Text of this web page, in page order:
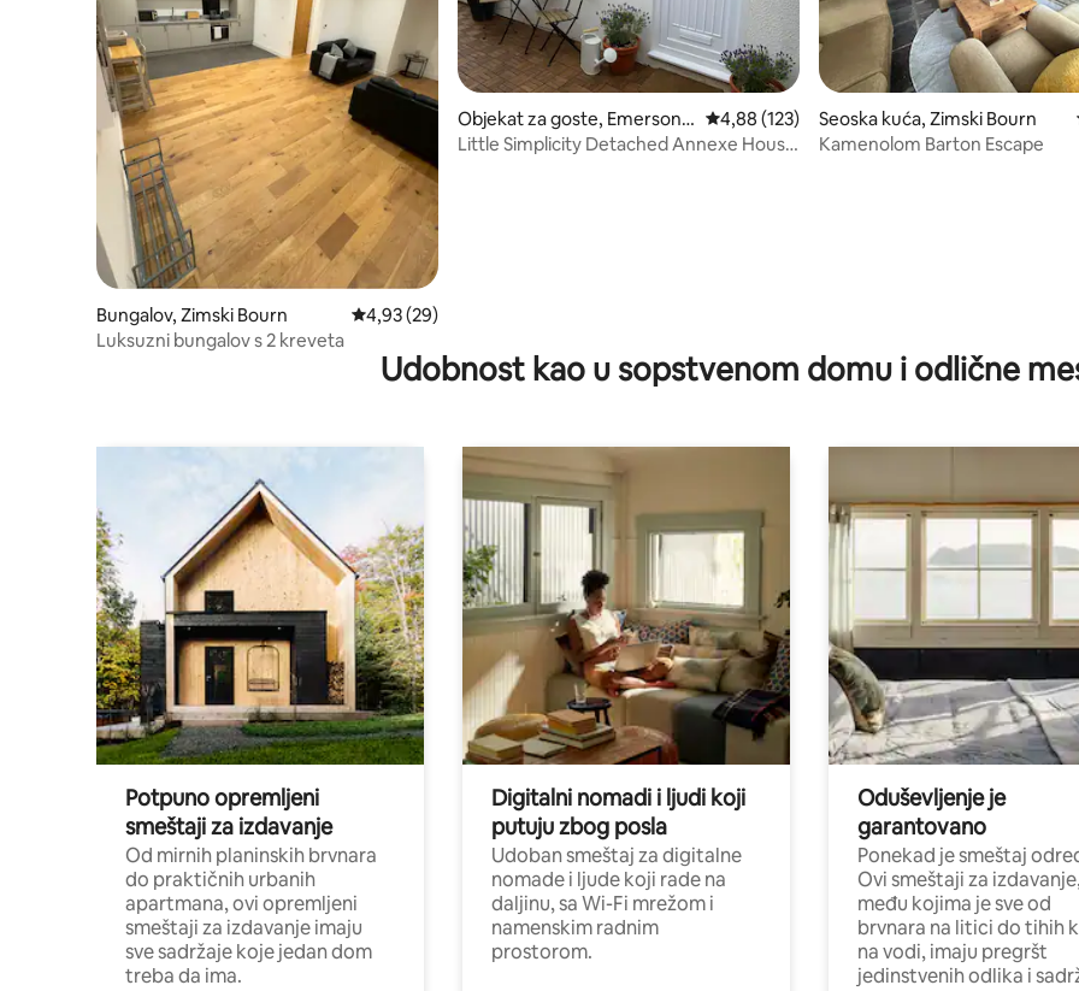
Bungalov, Zimski Bourn Prosečna ocena 4,93 od 5, utisaka: 29
4,93 (29)
Luksuzni bungalov s 2 kreveta
Objekat za goste, Emersons
Green
Prosečna ocena 4,88 od 5, utisaka: 123
4,88 (123)
Little Simplicity Detached Annexe House
Seoska kuća, Zimski Bourn
Kamenolom Barton Escape
Udobnost kao u sopstvenom domu i odlične
Potpuno opremljeni
smeštaji za izdavanje
Od mirnih planinskih brvnara
do praktičnih urbanih
apartmana, ovi opremljeni
smeštaji za izdavanje imaju
sve sadržaje koje jedan dom
treba da ima.
Digitalni nomadi i ljudi koji
putuju zbog posla
Udoban smeštaj za digitalne
nomade i ljude koji rade na
daljinu, sa Wi-Fi mrežom i
namenskim radnim
prostorom.
Oduševljenje je
garantovano
Ponekad je smeštaj
Ovi smeštaji za
među kojima je sve od
brvnara na litici do tihih
na vodi, imaju pregršt
jedinstvenih odlika i